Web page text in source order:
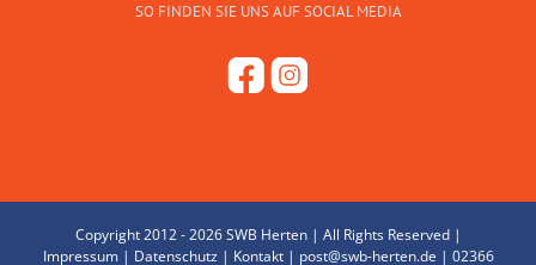
SO FINDEN SIE UNS AUF SOCIAL MEDIA
Copyright 2012 -2026 SWB Herten | All Rights Reserved |
Impressum| Datenschutz| Kontakt| post@swb-herten.de | 02366